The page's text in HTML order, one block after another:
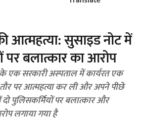
आत्महत्या: सुसाइड नोट में
पर बलात्कार का आरोप
के एक सरकारी अस्पताल में कार्यरत एक
पर आत्महत्या कर ली और अपने पीछे
पुलिसकर्मियों पर बलात्कार और
लगाया गया है